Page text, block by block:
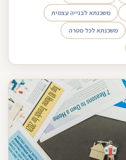
משכנתא לבנייה עצמית
משכנתא לכל מטרה